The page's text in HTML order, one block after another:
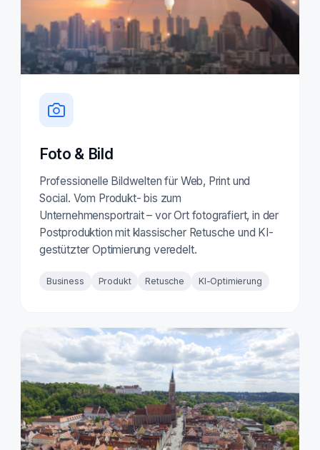
Foto & Bild
Professionelle Bildwelten für Web, Print und
Social. Vom Produkt- bis zum
Unternehmensportrait – vor Ort fotografiert, in der
Postproduktion mit klassischer Retusche und KI-
gestützter Optimierung veredelt.
Business Produkt Retusche KI-Optimierung